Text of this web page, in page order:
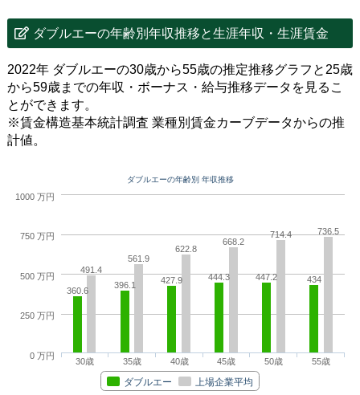
ダブルエーの年齢別年収推移と生涯年収・生涯賃金
2022年 ダブルエーの30歳から55歳の推定推移グラフと25歳
から59歳までの年収・ボーナス・給与推移データを見るこ
とができます。
※賃金構造基本統計調査 業種別賃金カーブデータからの推
計値。
ダブルエーの年齢別 年収推移
360.6
396.1 427.9 444.3 447.2 434
491.4
561.9
622.8
668.2
714.4 736.5
ダブルエー 上場企業平均
30歳 35歳 40歳 45歳 50歳 55歳
0 万円
250 万円
500 万円
750 万円
1000 万円